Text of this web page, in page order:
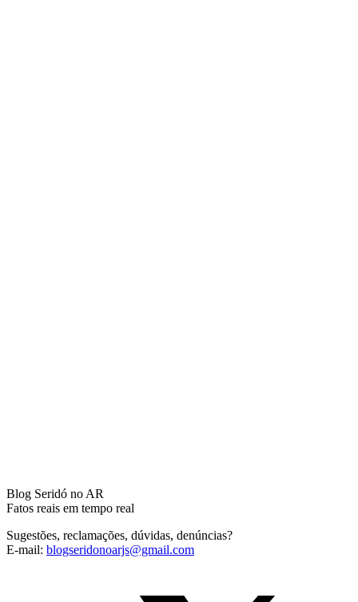
Blog Seridó no AR
Fatos reais em tempo real
Sugestões, reclamações, dúvidas, denúncias?
E-mail: blogseridonoarjs@gmail.com